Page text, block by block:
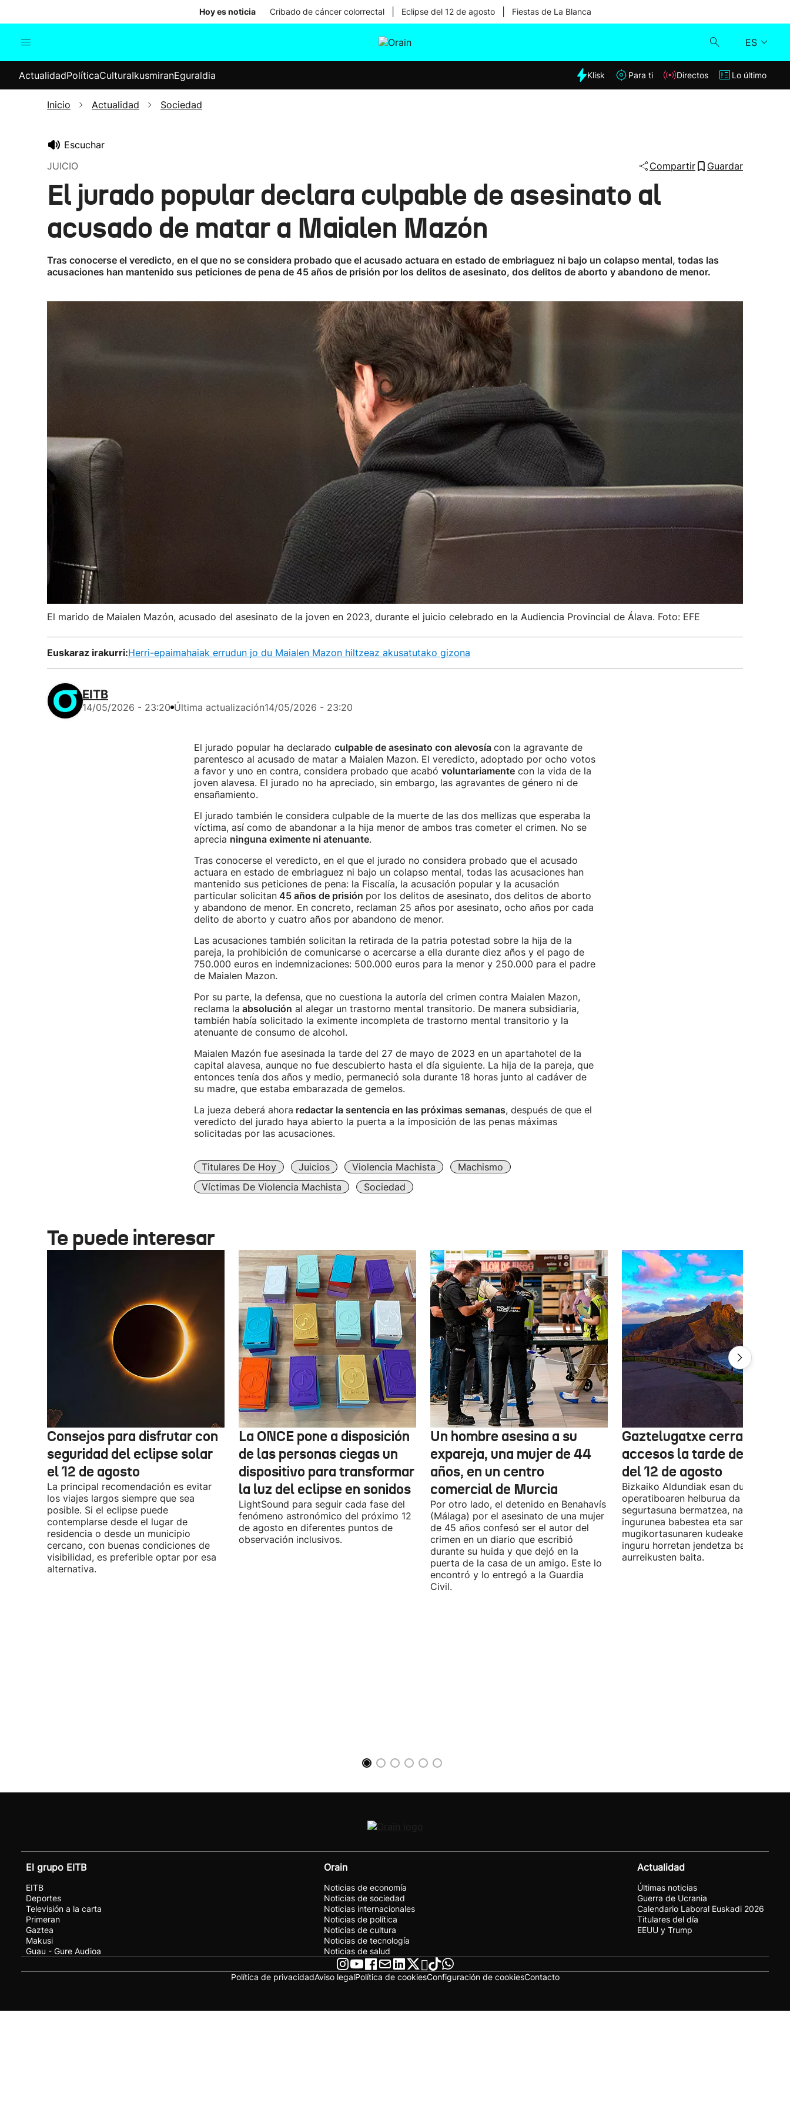
Hoy es noticia Cribado de cáncer colorrectal Eclipse del 12 de agosto Fiestas de La Blanca
ES
Internacional
Elecciones
Klisk
ActualidadPolíticaCulturaIkusmiranEguraldia Klisk Para ti Directos Lo último
Inicio Actualidad Sociedad
Escuchar
JUICIO
Compartir Guardar
El jurado popular declara culpable de asesinato al
acusado de matar a Maialen Mazón
Tras conocerse el veredicto, en el que no se considera probado que el acusado actuara en estado de embriaguez ni bajo un colapso mental, todas las
acusaciones han mantenido sus peticiones de pena de 45 años de prisión por los delitos de asesinato, dos delitos de aborto y abandono de menor.
El marido de Maialen Mazón, acusado del asesinato de la joven en 2023, durante el juicio celebrado en la Audiencia Provincial de Álava. Foto: EFE
Euskaraz irakurri:Herri-epaimahaiak errudun jo du Maialen Mazon hiltzeaz akusatutako gizona
EITB
14/05/2026 - 23:20 Última actualización14/05/2026 - 23:20
El jurado popular ha declarado culpable de asesinato con alevosía con la agravante de
parentesco al acusado de matar a Maialen Mazon. El veredicto, adoptado por ocho votos
a favor y uno en contra, considera probado que acabó voluntariamentecon la vida de la
joven alavesa. El jurado no ha apreciado, sin embargo, las agravantes de género ni de
ensañamiento.
El jurado también le considera culpable de la muerte de las dos mellizas que esperaba la
víctima, así como de abandonar a la hija menor de ambos tras cometer el crimen. No se
aprecia ninguna eximente ni atenuante.
Tras conocerse el veredicto, en el que el jurado no considera probado que el acusado
actuara en estado de embriaguez ni bajo un colapso mental, todas las acusaciones han
mantenido sus peticiones de pena: la Fiscalía, la acusación popular y la acusación
particular solicitan45 años de prisión por los delitos de asesinato, dos delitos de aborto
y abandono de menor. En concreto, reclaman 25 años por asesinato, ocho años por cada
delito de aborto y cuatro años por abandono de menor.
Las acusaciones también solicitan la retirada de la patria potestad sobre la hija de la
pareja, la prohibición de comunicarse o acercarse a ella durante diez años y el pago de
750.000 euros en indemnizaciones: 500.000 euros para la menor y 250.000 para el padre
de Maialen Mazon.
Por su parte, la defensa, que no cuestiona la autoría del crimen contra Maialen Mazon,
reclama la absolución al alegar un trastorno mental transitorio. De manera subsidiaria,
también había solicitado la eximente incompleta de trastorno mental transitorio y la
atenuante de consumo de alcohol.
Maialen Mazón fue asesinada la tarde del 27 de mayo de 2023 en un apartahotel de la
capital alavesa, aunque no fue descubierto hasta el día siguiente. La hija de la pareja, que
entonces tenía dos años y medio, permaneció sola durante 18 horas junto al cadáver de
su madre, que estaba embarazada de gemelos.
La jueza deberá ahora redactar la sentencia en las próximas semanas, después de que el
veredicto del jurado haya abierto la puerta a la imposición de las penas máximas
solicitadas por las acusaciones.
Titulares De Hoy Juicios Violencia Machista
Machismo
Víctimas De Violencia Machista
Sociedad
Te puede interesar
Consejos para disfrutar con
seguridad del eclipse solar
el 12 de agosto
La principal recomendación es evitar
los viajes largos siempre que sea
posible. Si el eclipse puede
contemplarse desde el lugar de
residencia o desde un municipio
cercano, con buenas condiciones de
visibilidad, es preferible optar por esa
alternativa.
La ONCE pone a disposición
de las personas ciegas un
dispositivo para transformar
la luz del eclipse en sonidos
LightSound para seguir cada fase del
fenómeno astronómico del próximo 12
de agosto en diferentes puntos de
observación inclusivos.
Un hombre asesina a su
expareja, una mujer de 44
años, en un centro
comercial de Murcia
Por otro lado, el detenido en Benahavís
(Málaga) por el asesinato de una mujer
de 45 años confesó ser el autor del
crimen en un diario que escribió
durante su huida y que dejó en la
puerta de la casa de un amigo. Este lo
encontró y lo entregó a la Guardia
Civil.
Gaztelugatxe cerrará sus
accesos la tarde del
del 12 de agosto
Bizkaiko Aldundiak esan duenez,
operatiboaren helburua da pertsonen
segurtasuna bermatzea, natura-
ingurunea babestea eta sarbideen eta
mugikortasunaren kudeaketa
inguru horretan jendetza batzea
aurreikusten baita.
El grupo EITB
EITB
Deportes
Televisión a la carta
Primeran
Gaztea
Makusi
Guau - Gure Audioa
Orain
Noticias de economía
Noticias de sociedad
Noticias internacionales
Noticias de política
Noticias de cultura
Noticias de tecnología
Noticias de salud
Actualidad
Últimas noticias
Guerra de Ucrania
Calendario Laboral Euskadi 2026
Titulares del día
EEUU y Trump
Política de privacidadAviso legalPolítica de cookiesConfiguración de cookiesContacto